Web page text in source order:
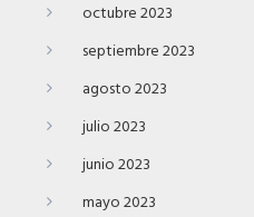
octubre 2023
septiembre 2023
agosto 2023
julio 2023
junio 2023
mayo 2023